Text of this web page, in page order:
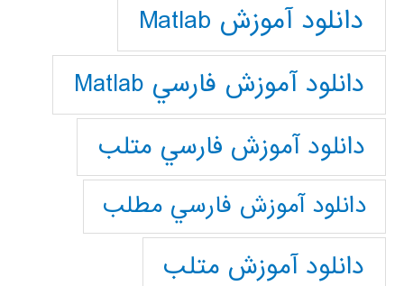
دانلود آموزش Matlab
دانلود آموزش فارسي Matlab
دانلود آموزش فارسي متلب
دانلود آموزش فارسي مطلب
دانلود آموزش متلب